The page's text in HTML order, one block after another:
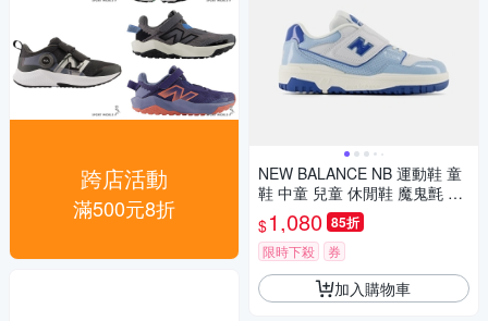
跨店活動
滿500元8折
NEW BALANCE NB 運動鞋 童
鞋 中童 兒童 休閒鞋 魔鬼氈 藍
白 PHB550KE-M楦
$1,080 85折
限時下殺 券
加入購物車